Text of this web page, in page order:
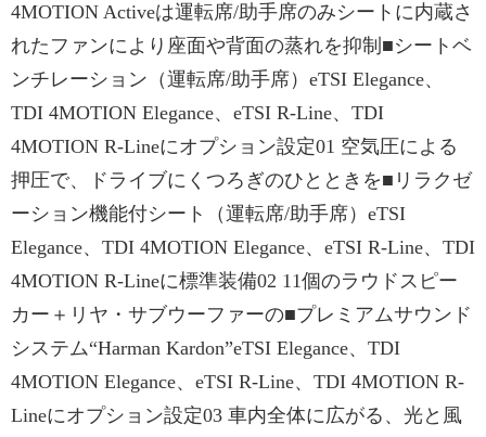
4MOTION Activeは運転席/助手席のみシートに内蔵さ
れたファンにより座面や背面の蒸れを抑制■シートベ
ンチレーション（運転席/助手席）eTSI Elegance、
TDI 4MOTION Elegance、eTSI R-Line、TDI
4MOTION R-Lineにオプション設定01 空気圧による
押圧で、ドライブにくつろぎのひとときを■リラクゼ
ーション機能付シート（運転席/助手席）eTSI
Elegance、TDI 4MOTION Elegance、eTSI R-Line、TDI
4MOTION R-Lineに標準装備02 11個のラウドスピー
カー＋リヤ・サブウーファーの■プレミアムサウンド
システム“Harman Kardon”eTSI Elegance、TDI
4MOTION Elegance、eTSI R-Line、TDI 4MOTION R-
Lineにオプション設定03 車内全体に広がる、光と風